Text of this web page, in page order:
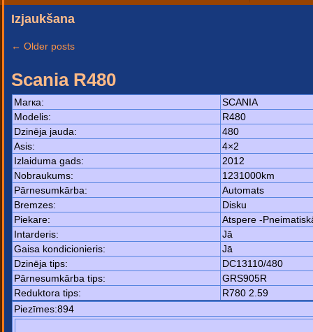
Izjaukšana
← Older posts
Scania R480
Маrка:
SCANIA
Моdelis:
R480
Dzinēja jauda:
480
Asis:
4×2
Izlaiduma gads:
2012
Nobraukums:
1231000km
Pārnesumkārba:
Automats
Bremzes:
Disku
Piekare:
Atspere -
Intarderis:
Jā
Gaisa kondicionieris:
Jā
Dzinēja tips:
DC13110/480
Pārnesumkārba tips:
GRS905R
Reduktora tips:
R780 2.59
Piezīmes:894